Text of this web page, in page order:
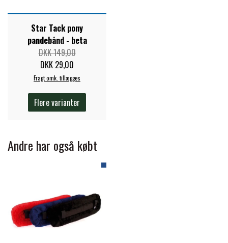
RACING TACK
TIMER GPS
TKO
WAHLSTEN
Star Tack pony
pandebånd - beta
DKK 149,00
DKK 29,00
Fragt omk. tillægges
Flere varianter
Andre har også købt